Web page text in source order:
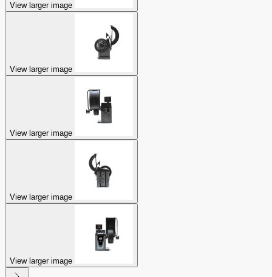
View larger image
View larger image
View larger image
View larger image
View larger image